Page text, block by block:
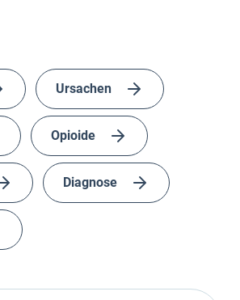
Ursachen
Opioide
Diagnose